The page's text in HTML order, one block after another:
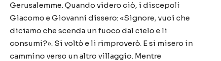
Gerusalemme. Quando videro ciò, i discepoli
Giacomo e Giovanni dissero: «Signore, vuoi che
diciamo che scenda un fuoco dal cielo e li
consumi?». Si voltò e li rimproverò. E si misero in
cammino verso un altro villaggio. Mentre